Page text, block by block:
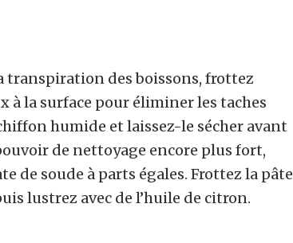
transpiration des boissons, frottez
la surface pour éliminer les taches
humide et laissez-le sécher avant
de nettoyage encore plus fort,
de soude à parts égales. Frottez la pâte
lustrez avec de l’huile de citron.